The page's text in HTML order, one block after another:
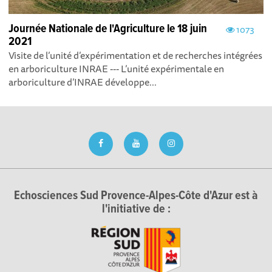
1073
Journée Nationale de l'Agriculture le 18 juin
2021
Visite de l’unité d’expérimentation et de recherches intégrées
en arboriculture INRAE --- L’unité expérimentale en
arboriculture d’INRAE développe...
Echosciences Sud Provence-Alpes-Côte d'Azur est à
l'initiative de :